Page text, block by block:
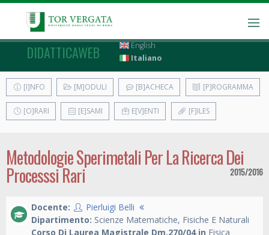
DIDATTICAWEB
English
Italiano
[I]NFO [M]ODULI [B]ACHECA [P]ROGRAMMA
[O]RARI [E]SAMI E[V]ENTI [F]ILES
Metodologie Sperimetali Per La Ricerca Dei
Processsi Rari 2015/2016
Docente:
Pierluigi Belli
Dipartimento: Scienze Matematiche, Fisiche E Naturali
Corso Di Laurea Magistrale Dm.270/04 in Fisica